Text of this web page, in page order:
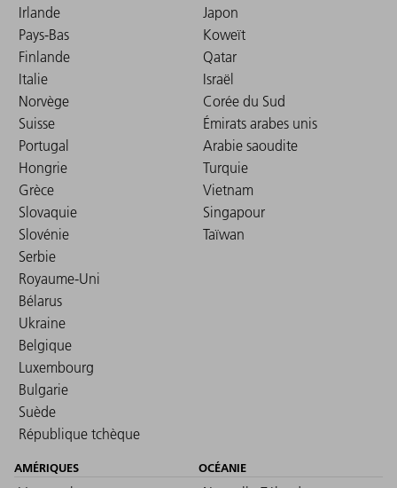
Irlande
Pays-Bas
Finlande
Italie
Norvège
Suisse
Portugal
Hongrie
Grèce
Slovaquie
Slovénie
Serbie
Royaume-Uni
Bélarus
Ukraine
Belgique
Luxembourg
Bulgarie
Suède
République tchèque
Japon
Koweït
Qatar
Israël
Corée du Sud
Émirats arabes unis
Arabie saoudite
Turquie
Vietnam
Singapour
Taïwan
AMÉRIQUES OCÉANIE